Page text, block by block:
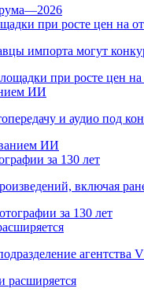
при росте цен на
импорта могут
ИИ
и аудио под
за 130 лет
включая